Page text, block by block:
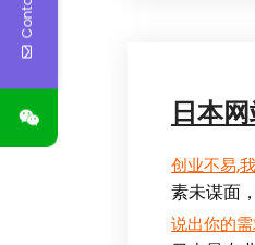
日本
创业不易,
素未谋面
说出你的